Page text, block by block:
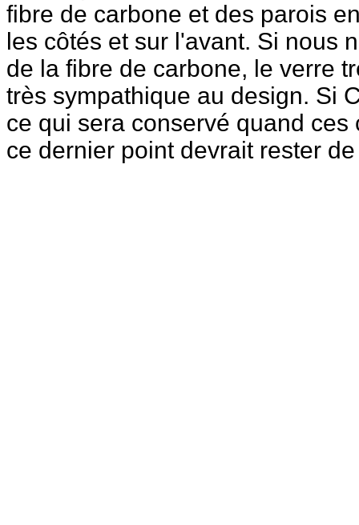
fibre de carbone et des parois
les côtés et sur l'avant. Si nous
de la fibre de carbone, le verre
très sympathique au design. Si
ce qui sera conservé quand
ce dernier point devrait rester